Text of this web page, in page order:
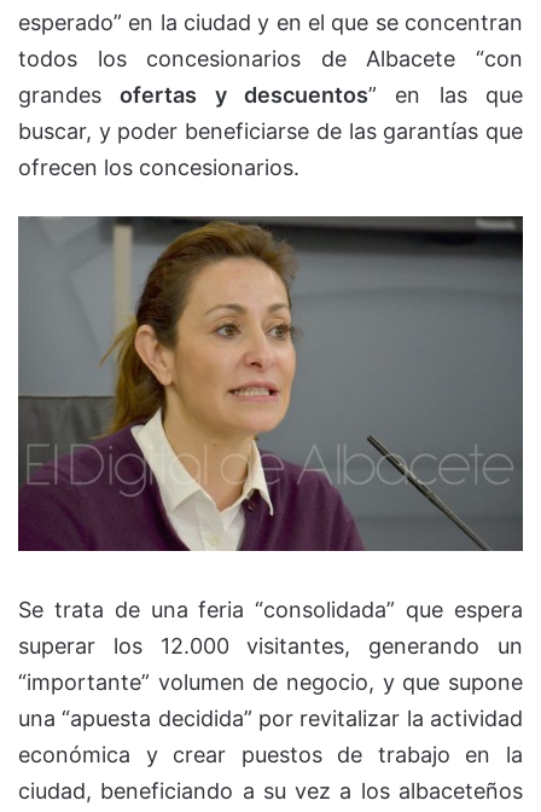
esperado” en la ciudad y en el que se concentran
todos los concesionarios de Albacete “con
grandesofertas y descuentos” en las que
buscar, y poder beneficiarse de las garantías que
ofrecen los concesionarios.
Se trata de una feria “consolidada” que espera
superar los 12.000 visitantes, generando un
“importante” volumen de negocio, y que supone
una “apuesta decidida” por revitalizar la actividad
económica y crear puestos de trabajo en la
ciudad, beneficiando a su vez a los albaceteños